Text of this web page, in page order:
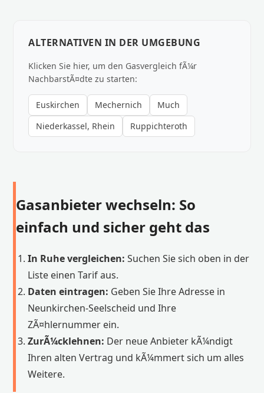
ALTERNATIVEN IN DER UMGEBUNG
Klicken Sie hier, um den Gasvergleich fÃ¼r
NachbarstÃ¤dte zu starten:
Euskirchen Mechernich
Much
Niederkassel, Rhein
Ruppichteroth
Gasanbieter wechseln: So
einfach und sicher geht das
In Ruhe vergleichen: Suchen Sie sich oben in der
Liste einen Tarif aus.
Daten eintragen: Geben Sie Ihre Adresse in
Neunkirchen-Seelscheid und Ihre
ZÃ¤hlernummer ein.
ZurÃ¼cklehnen: Der neue Anbieter kÃ¼ndigt
Ihren alten Vertrag und kÃ¼mmert sich um alles
Weitere.